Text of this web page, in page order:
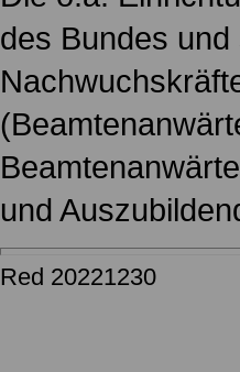
des Bundes und
und
Red 20221230